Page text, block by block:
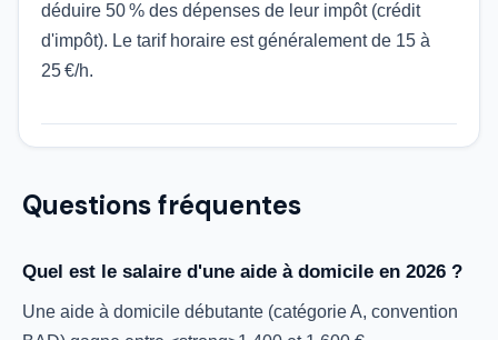
déduire 50 % des dépenses de leur impôt (crédit
d'impôt). Le tarif horaire est généralement de 15 à
25 €/h.
Questions fréquentes
Quel est le salaire d'une aide à domicile en 2026 ?
Une aide à domicile débutante (catégorie A, convention